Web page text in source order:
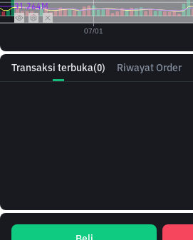
Transaksi terbuka(0) Riwayat Order
31.264M